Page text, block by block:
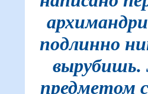
подлинно
вырубишь.
предметом